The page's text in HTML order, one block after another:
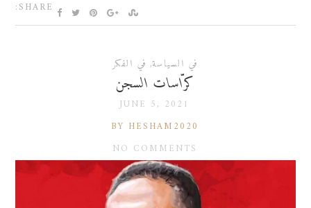
SHARE:
في السياسة, في الفكر
كرّاسات السجن
JUNE 5, 2021
BY HESHAM2020
NO COMMENTS